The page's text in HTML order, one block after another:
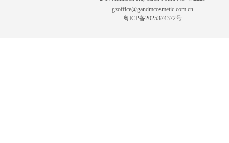
gzoffice@gandmcosmetic.com.cn
粤ICP备2025374372号